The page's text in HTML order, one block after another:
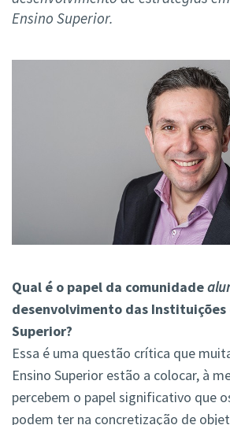
Ensino Superior.
Qual é o papel da comunidade
desenvolvimento das Instituições
Superior?
Essa é uma questão crítica que
Ensino Superior estão a colocar, à
percebem o papel significativo que
podem ter na concretização de